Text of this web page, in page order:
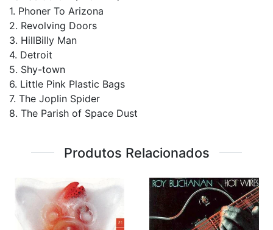
1. Phoner To Arizona
2. Revolving Doors
3. HillBilly Man
4. Detroit
5. Shy-town
6. Little Pink Plastic Bags
7. The Joplin Spider
8. The Parish of Space Dust
Produtos Relacionados